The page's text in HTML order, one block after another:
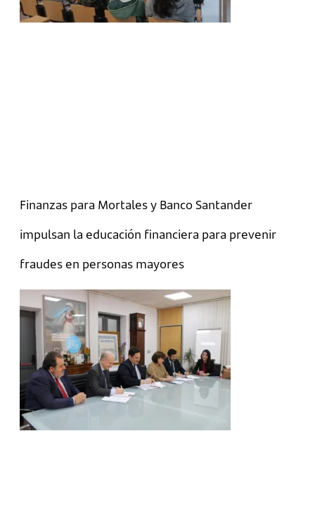
Finanzas para Mortales y Banco Santander
impulsan la educación financiera para prevenir
fraudes en personas mayores